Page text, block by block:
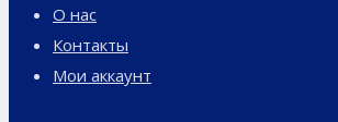
О нас
Контакты
Мои аккаунт